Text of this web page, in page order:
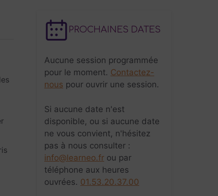
PROCHAINES DATES
Aucune session programmée
pour le moment. Contactez-
nous pour ouvrir une session.
Si aucune date n'est
disponible, ou si aucune date
ne vous convient, n'hésitez
pas à nous consulter :
info@learneo.fr ou par
téléphone aux heures
ouvrées. 01.53.20.37.00